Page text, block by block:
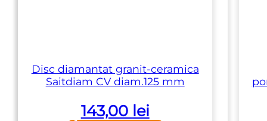
Dianos
Disc diamantat granit-ceramica
Saitdiam CV diam.125 mm
143,00 lei